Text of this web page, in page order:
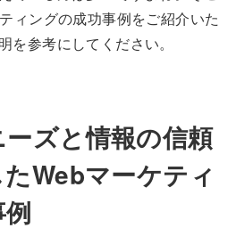
ィングの成功事例をご紹介いた
を参考にしてください。
ズと情報の信頼
Webマーケティ